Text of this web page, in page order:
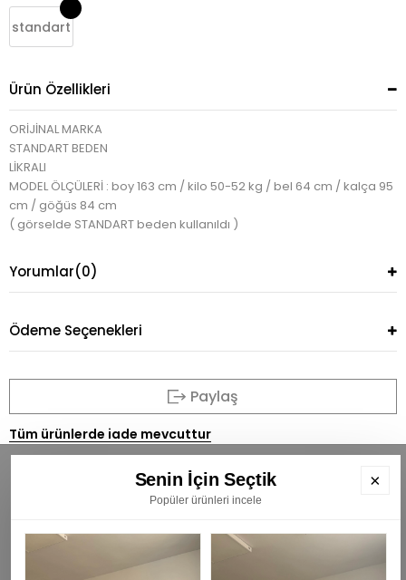
standart
Ürün Özellikleri
ORİJİNAL MARKA
STANDART BEDEN
LİKRALI
MODEL ÖLÇÜLERİ : boy 163 cm / kilo 50-52 kg / bel 64 cm / kalça 95
cm / göğüs 84 cm
( görselde STANDART beden kullanıldı )
Yorumlar(0)
Ödeme Seçenekleri
Paylaş
Tüm ürünlerde iade mevcuttur
BÜLTENİMİZE ÜYE OLUN
Senin İçin Seçtik
Popüler ürünleri incele
×